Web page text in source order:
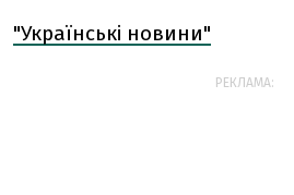
"Українські новини"
РЕКЛАМА: